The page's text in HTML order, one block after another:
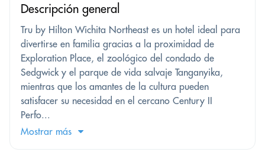
Descripción general
Tru by Hilton Wichita Northeast es un hotel ideal para
divertirse en familia gracias a la proximidad de
Exploration Place, el zoológico del condado de
Sedgwick y el parque de vida salvaje Tanganyika,
mientras que los amantes de la cultura pueden
satisfacer su necesidad en el cercano Century II
Perfo...
Mostrar más